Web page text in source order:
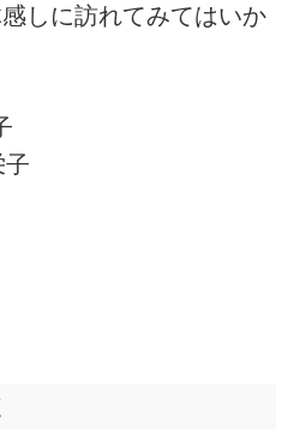
しに訪れてみてはいか
子